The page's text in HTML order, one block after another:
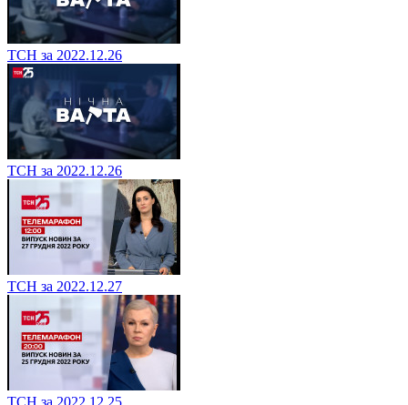
ТСН за 2022.12.26
ТСН за 2022.12.26
ТСН за 2022.12.27
ТСН за 2022.12.25